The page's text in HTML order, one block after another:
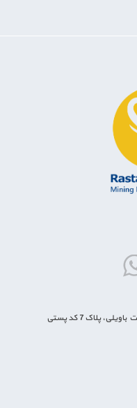
تهران، وردآورد، خیابان آزادی(67) ، بن بست باویلی، پلاک 7 کد پستی